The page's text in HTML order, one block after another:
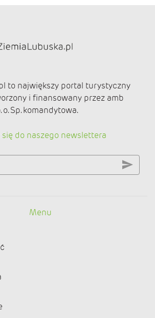
to największy portal turystyczny
i finansowany przez amb
o. Sp. komandytowa.
się do naszego newslettera
Menu